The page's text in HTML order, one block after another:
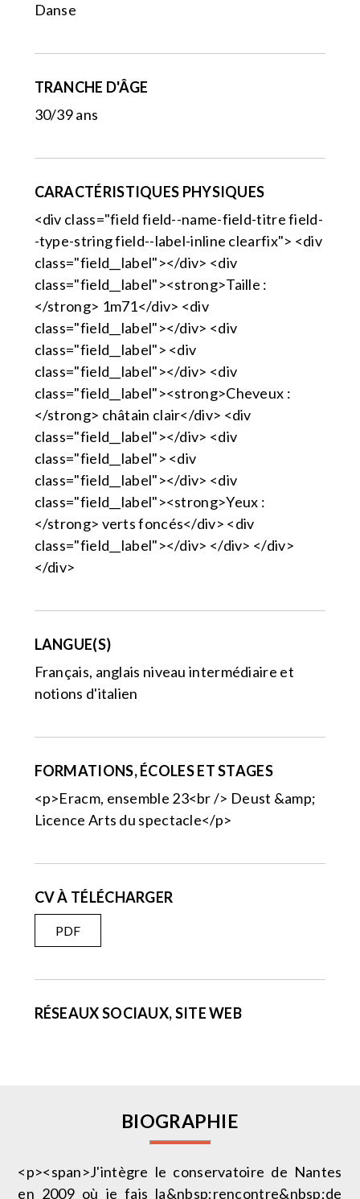
Danse
TRANCHE D'ÂGE
30/39 ans
CARACTÉRISTIQUES PHYSIQUES
<div class="field field--name-field-titre field-
-type-string field--label-inline clearfix"> <div
class="field__label"></div> <div
class="field__label"><strong>Taille :
</strong> 1m71</div> <div
class="field__label"></div> <div
class="field__label"> <div
class="field__label"></div> <div
class="field__label"><strong>Cheveux :
</strong> châtain clair</div> <div
class="field__label"></div> <div
class="field__label"> <div
class="field__label"></div> <div
class="field__label"><strong>Yeux :
</strong> verts foncés</div> <div
class="field__label"></div> </div> </div>
</div>
LANGUE(S)
Français, anglais niveau intermédiaire et
notions d'italien
FORMATIONS, ÉCOLES ET STAGES
<p>Eracm, ensemble 23<br /> Deust &amp;
Licence Arts du spectacle</p>
CV À TÉLÉCHARGER
PDF
RÉSEAUX SOCIAUX, SITE WEB
BIOGRAPHIE
<p><span>J'intègre le conservatoire de Nantes
en 2009 où je fais la&nbsp;rencontre&nbsp;de